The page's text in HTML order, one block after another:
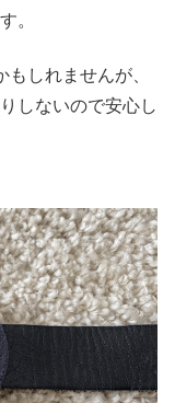
。
しれませんが、
しないので安心し